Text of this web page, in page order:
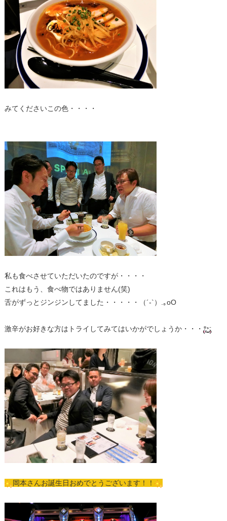
みてくださいこの色・・・・
私も食べさせていただいたのですが・・・・
これはもう、食べ物ではありません(笑)
舌がずっとジンジンしてました・・・・・（´-`）.｡oO
激辛がお好きな方はトライしてみてはいかがでしょうか・・・
岡本さんお誕生日おめでとうございます！！